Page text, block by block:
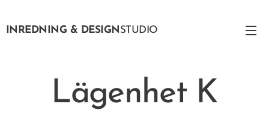
INREDNING & DESIGN STUDIO
Lägenhet K